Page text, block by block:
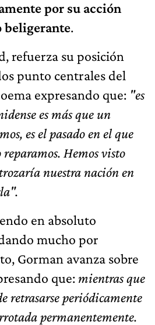
por su acción
beligerante.
refuerza su posición
punto centrales del
expresando que: "es
es más que un
es el pasado en el que
Hemos visto
nuestra nación en
en absoluto
mucho por
Gorman avanza sobre
que:mientras que
retrasarse periódicamente
permanentemente.